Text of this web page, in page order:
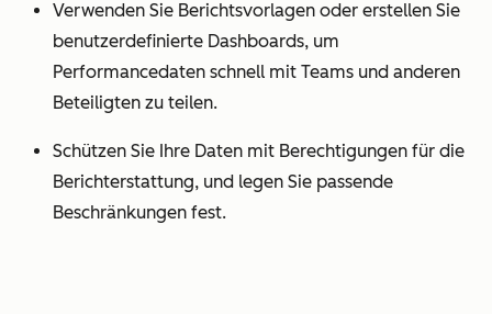
Verwenden Sie Berichtsvorlagen oder erstellen Sie
benutzerdefinierte Dashboards, um
Performancedaten schnell mit Teams und anderen
Beteiligten zu teilen.
Schützen Sie Ihre Daten mit Berechtigungen für die
Berichterstattung, und legen Sie passende
Beschränkungen fest.